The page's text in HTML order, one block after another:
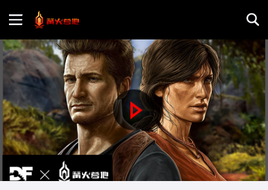
首页
游戏评测
地图攻略
P
l
a